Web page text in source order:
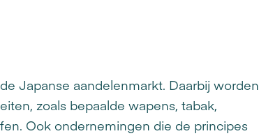
Japanse aandelenmarkt. Daarbij worden
zoals bepaalde wapens, tabak,
Ook ondernemingen die de principes